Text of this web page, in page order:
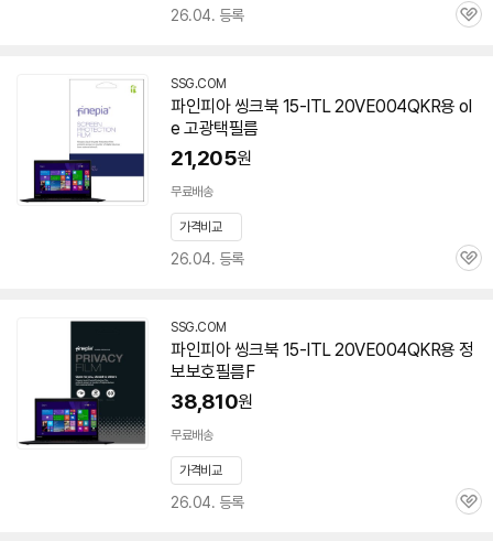
26.04. 등록
관
SSG.COM
파인피아 씽크북 15-ITL 20VE004QKR용 ol
e 고광택필름
21,205원
무료배송
가격비교
26.04. 등록
관
SSG.COM
파인피아 씽크북 15-ITL 20VE004QKR용 정
보보호필름F
38,810원
무료배송
가격비교
26.04. 등록
관